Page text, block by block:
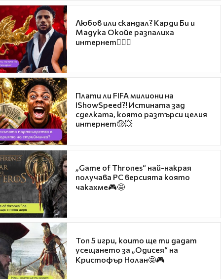
Любов или скандал? Карди Би и
Мадука Окойе разпалиха
интернет❤️‍🔥🔥
Плати ли FIFA милиони на
IShowSpeed?! Истината зад
сделката, която разтърси целия
интернет🤑💥
„Game of Thrones“ най-накрая
получава PC версията която
чакахме🎮🤩
Топ 5 игри, които ще ти дадат
усещането за „Одисея“ на
Кристофър Нолан🤩🎮